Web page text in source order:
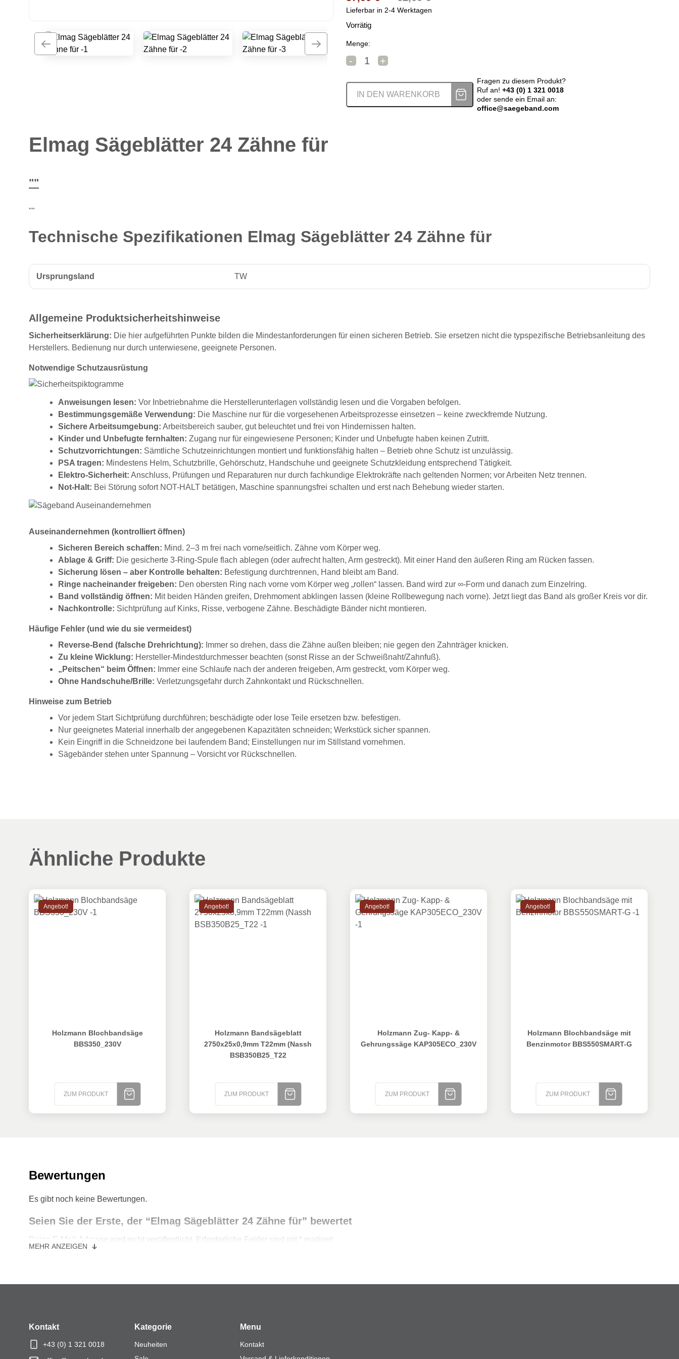
Lieferbar in 2-4 Werktagen
Vorrätig
Menge:
-
Elmag Sägeblätter 24 Zähne für Menge
+
IN DEN WARENKORB
Fragen zu diesem Produkt?
Ruf an! +43 (0) 1 321 0018
oder sende ein Email an:
office@saegeband.com
Elmag Sägeblätter 24 Zähne für
""
""
Technische Spezifikationen Elmag Sägeblätter 24 Zähne für
Ursprungsland TW
Allgemeine Produktsicherheitshinweise
Sicherheitserklärung: Die hier aufgeführten Punkte bilden die Mindestanforderungen für einen sicheren Betrieb. Sie ersetzen nicht die typspezifische Betriebsanleitung des
Herstellers. Bedienung nur durch unterwiesene, geeignete Personen.
Notwendige Schutzausrüstung
Anweisungen lesen: Vor Inbetriebnahme die Herstellerunterlagen vollständig lesen und die Vorgaben befolgen.
Bestimmungsgemäße Verwendung: Die Maschine nur für die vorgesehenen Arbeitsprozesse einsetzen – keine zweckfremde Nutzung.
Sichere Arbeitsumgebung: Arbeitsbereich sauber, gut beleuchtet und frei von Hindernissen halten.
Kinder und Unbefugte fernhalten: Zugang nur für eingewiesene Personen; Kinder und Unbefugte haben keinen Zutritt.
Schutzvorrichtungen: Sämtliche Schutzeinrichtungen montiert und funktionsfähig halten – Betrieb ohne Schutz ist unzulässig.
PSA tragen: Mindestens Helm, Schutzbrille, Gehörschutz, Handschuhe und geeignete Schutzkleidung entsprechend Tätigkeit.
Elektro-Sicherheit: Anschluss, Prüfungen und Reparaturen nur durch fachkundige Elektrokräfte nach geltenden Normen; vor Arbeiten Netz trennen.
Not-Halt: Bei Störung sofort NOT-HALT betätigen, Maschine spannungsfrei schalten und erst nach Behebung wieder starten.
Auseinandernehmen (kontrolliert öffnen)
Sicheren Bereich schaffen: Mind. 2–3 m frei nach vorne/seitlich. Zähne vom Körper weg.
Ablage & Griff: Die gesicherte 3-Ring-Spule flach ablegen (oder aufrecht halten, Arm gestreckt). Mit einer Hand den äußeren Ring am Rücken fassen.
Sicherung lösen – aber Kontrolle behalten: Befestigung durchtrennen, Hand bleibt am Band.
Ringe nacheinander freigeben: Den obersten Ring nach vorne vom Körper weg „rollen“ lassen. Band wird zur ∞-Form und danach zum Einzelring.
Band vollständig öffnen: Mit beiden Händen greifen, Drehmoment abklingen lassen (kleine Rollbewegung nach vorne). Jetzt liegt das Band als großer Kreis vor dir.
Nachkontrolle: Sichtprüfung auf Kinks, Risse, verbogene Zähne. Beschädigte Bänder nicht montieren.
Häufige Fehler (und wie du sie vermeidest)
Reverse-Bend (falsche Drehrichtung): Immer so drehen, dass die Zähne außen bleiben; nie gegen den Zahnträger knicken.
Zu kleine Wicklung: Hersteller-Mindestdurchmesser beachten (sonst Risse an der Schweißnaht/Zahnfuß).
„Peitschen“ beim Öffnen: Immer eine Schlaufe nach der anderen freigeben, Arm gestreckt, vom Körper weg.
Ohne Handschuhe/Brille: Verletzungsgefahr durch Zahnkontakt und Rückschnellen.
Hinweise zum Betrieb
Vor jedem Start Sichtprüfung durchführen; beschädigte oder lose Teile ersetzen bzw. befestigen.
Nur geeignetes Material innerhalb der angegebenen Kapazitäten schneiden; Werkstück sicher spannen.
Kein Eingriff in die Schneidzone bei laufendem Band; Einstellungen nur im Stillstand vornehmen.
Sägebänder stehen unter Spannung – Vorsicht vor Rückschnellen.
Ähnliche Produkte
Angebot!
Holzmann Blochbandsäge
BBS350_230V
ZUM PRODUKT
Angebot!
Holzmann Bandsägeblatt
2750x25x0,9mm T22mm (Nassh
BSB350B25_T22
ZUM PRODUKT
Angebot!
Holzmann Zug- Kapp- &
Gehrungssäge KAP305ECO_230V
ZUM PRODUKT
Angebot!
Holzmann Blochbandsäge mit
Benzinmotor BBS550SMART-G
ZUM PRODUKT
Bewertungen
Es gibt noch keine Bewertungen.
Seien Sie der Erste, der “Elmag Sägeblätter 24 Zähne für” bewertet
Deine E-Mail-Adresse wird nicht veröffentlicht. Erforderliche Felder sind mit * markiert
MEHR ANZEIGEN
Kontakt
+43 (0) 1 321 0018
Kategorie
Neuheiten
Menu
Kontakt